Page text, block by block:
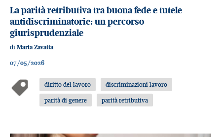
La parità retributiva tra buona fede e tutele
antidiscriminatorie: un percorso
giurisprudenziale
di Marta Zavatta
07/05/2026
diritto del lavoro
discriminazioni lavoro
parità di genere
parità retributiva